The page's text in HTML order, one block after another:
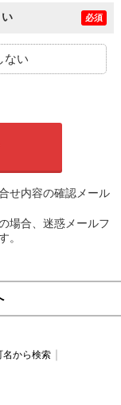
必須
ない
せ内容の確認メール
場合、迷惑メールフ
。
名から検索